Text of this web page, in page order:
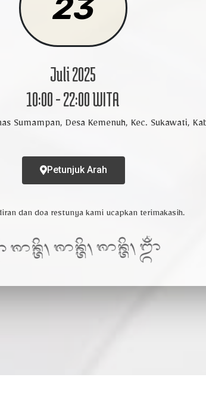
ada kesalahan penulisan nama/
Buka Undangan
23
Juli 2025
10:00 - 22:00 WITA
Sumampan, Desa Kemenuh, Kec. Sukawati,
Petunjuk Arah
dan doa restunya kami ucapkan terimakasih.